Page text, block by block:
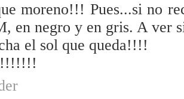
moreno!!! Pues...si no
en negro y en gris. A ver
el sol que queda!!!!